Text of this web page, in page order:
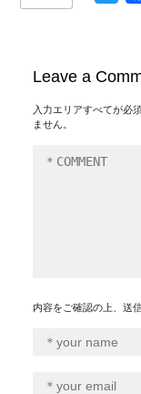
Leave a
入力エリアすべてが必
ません。
内容をご確認の上、送